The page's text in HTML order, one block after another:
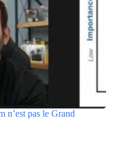
n’est pas le Grand